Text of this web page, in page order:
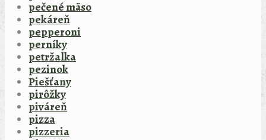
pečené mäso
pekáreň
pepperoni
perníky
petržalka
pezinok
Piešťany
pirôžky
piváreň
pizza
pizzeria